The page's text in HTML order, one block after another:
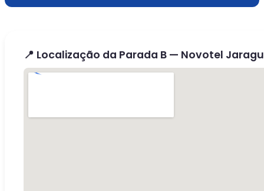
📍 Localização da Parada B — Novotel